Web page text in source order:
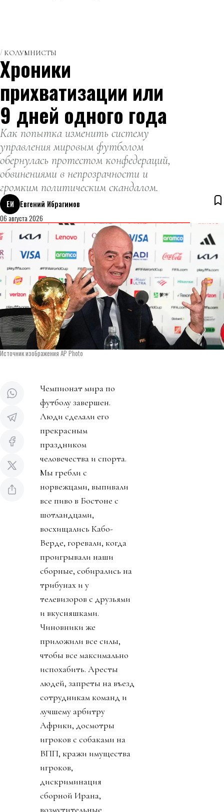
КОЛУМНИСТЫ
Хроники
прихватизации или
9 дней одного года
Как попытка изменить систему
управления мировым футболом
обернулась протестом конфедераций,
обвинениями в непрозрачности и
громким политическим скандалом.
ЕИ
Евгений Ибрагимов
06 августа 2026
Источник изображения AP Photo
Чемпионат мира по
футболу завершен.
Люди сделали его
прекрасным
праздником
человечества и спорта.
Мы гребли с
норвежцами, выпивали
все пиво в Бостоне с
шотландцами,
восхищались Кабо-
Верде, горевали, когда
проигрывали наши
сборные, собирались на
трибунах и у
телевизоров с друзьями
и вкусняшками.
Чиновники же
приложили все силы,
чтобы все максимально
испохабить. Аресты
людей, запреты на въезд
сотрудникам команд и
лучшему арбитру
Африки, досмотры
игроков с собаками на
ВПП, кражи имущества
игроков,
дискриминация
сборной Ирана,
возмутительные